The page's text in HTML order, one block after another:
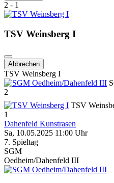
2 - 1
TSV Weinsberg I
Abbrechen
TSV Weinsberg I
2
TSV
1
Dahenfeld Kunstrasen
Sa, 10.05.2025 11:00 Uhr
7. Spieltag
SGM
Oedheim/Dahenfeld III